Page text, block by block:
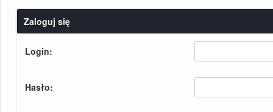
Zaloguj się
Login:
Hasło: